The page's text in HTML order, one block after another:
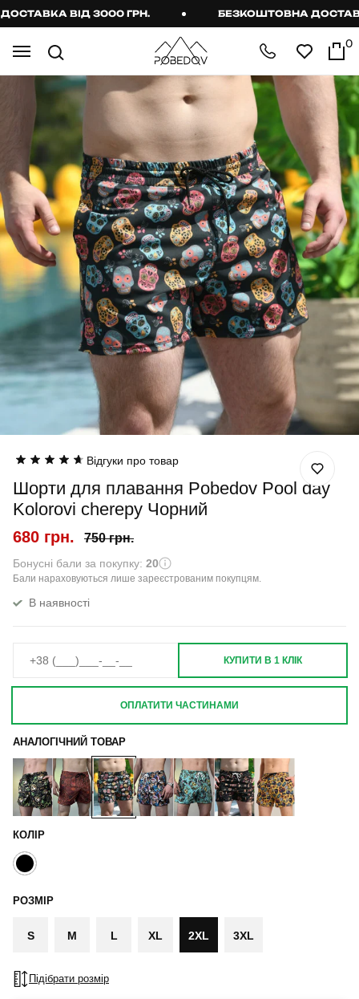
ВІД 3000 ГРН. БЕЗКОШТОВНА ДОСТАВКА
0
Відгуки про товар
Шорти для плавання Pobedov Pool day
Kolorovi cherepy Чорний
680 грн. 750 грн.
Бонусні бали за покупку: 20
Бали нараховуються лише зареєстрованим покупцям.
В наявності
АНАЛОГІЧНИЙ ТОВАР
КОЛІР
РОЗМІР
S M L XL 2XL 3XL
Підібрати розмір
КУПИТИ В 1 КЛІК
ОПЛАТИТИ ЧАСТИНАМИ